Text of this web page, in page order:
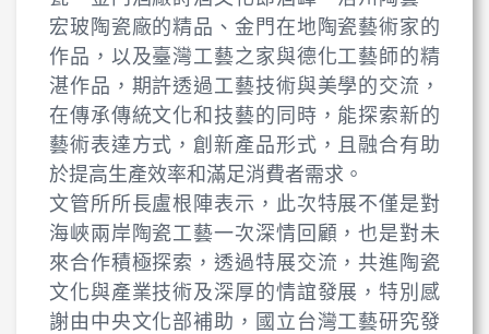
宏玻陶瓷廠的精品、金門在地陶瓷藝術家的
作品，以及臺灣工藝之家與德化工藝師的精
湛作品，期許透過工藝技術與美學的交流，
在傳承傳統文化和技藝的同時，能探索新的
藝術表達方式，創新產品形式，且融合有助
於提高生產效率和滿足消費者需求。
文管所所長盧根陣表示，此次特展不僅是對
海峽兩岸陶瓷工藝一次深情回顧，也是對未
來合作積極探索，透過特展交流，共進陶瓷
文化與產業技術及深厚的情誼發展，特別感
謝由中央文化部補助，國立台灣工藝研究發